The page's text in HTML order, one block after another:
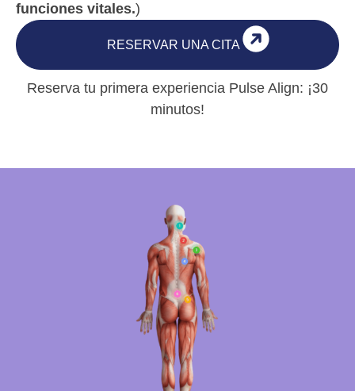
funciones vitales.)
RESERVAR UNA CITA
Reserva tu primera experiencia Pulse Align: ¡30
minutos!